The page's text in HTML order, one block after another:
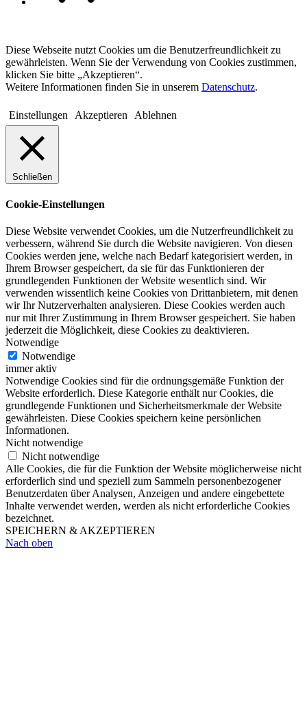
Diese Webseite nutzt Cookies um die Benutzerfreundlichkeit zu
gewährleisten. Wenn Sie der Verwendung von Cookies zustimmen,
klicken Sie bitte „Akzeptieren“.
Weitere Informationen finden Sie in unserem Datenschutz.
Einstellungen Akzeptieren Ablehnen
Schließen
Cookie-Einstellungen
Diese Website verwendet Cookies, um die Nutzerfreundlichkeit zu
verbessern, während Sie durch die Website navigieren. Von diesen
Cookies werden jene, welche nach Bedarf kategorisiert werden, in
Ihrem Browser gespeichert, da sie für das Funktionieren der
grundlegenden Funktionen der Website wesentlich sind. Wir
verwenden wissentlich keine Cookies von Drittanbietern, mit denen
wir Ihr Nutzerverhalten analysieren. Diese Cookies werden auch
nur mit Ihrer Zustimmung in Ihrem Browser gespeichert. Sie haben
jederzeit die Möglichkeit, diese Cookies zu deaktivieren.
Notwendige
Notwendige
immer aktiv
Notwendige Cookies sind für die ordnungsgemäße Funktion der
Website erforderlich. Diese Kategorie enthält nur Cookies, die
grundlegende Funktionen und Sicherheitsmerkmale der Website
gewährleisten. Diese Cookies speichern keine persönlichen
Informationen.
Nicht notwendige
Nicht notwendige
Alle Cookies, die für die Funktion der Website möglicherweise nicht
erforderlich sind und speziell zum Sammeln personenbezogener
Benutzerdaten über Analysen, Anzeigen und andere eingebettete
Inhalte verwendet werden, werden als nicht erforderliche Cookies
bezeichnet.
SPEICHERN & AKZEPTIEREN
Nach oben